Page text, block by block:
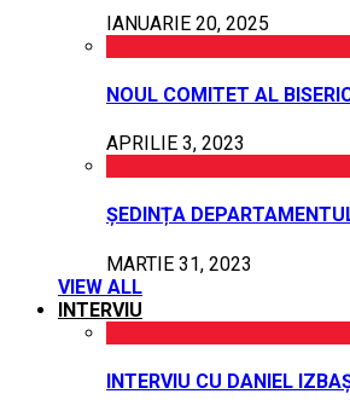
IANUARIE 20, 2025
NOUL COMITET AL
APRILIE 3, 2023
ȘEDINȚA
MARTIE 31, 2023
VIEW ALL
INTERVIU
INTERVIU CU DANIEL